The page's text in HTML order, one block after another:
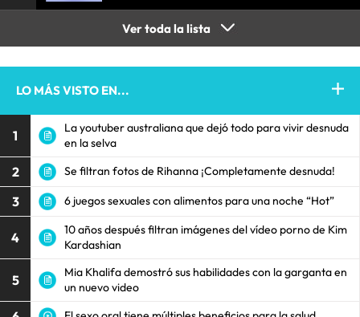
Ver toda la lista
LO MÁS VISTO EN...
1
La youtuber australiana que dejó todo para vivir desnuda
en la selva
2 Se filtran fotos de Rihanna ¡Completamente desnuda!
3 6 juegos sexuales con alimentos para una noche “Hot”
4
10 años después filtran imágenes del vídeo porno de Kim
Kardashian
5
Mia Khalifa demostró sus habilidades con la garganta en
un nuevo video